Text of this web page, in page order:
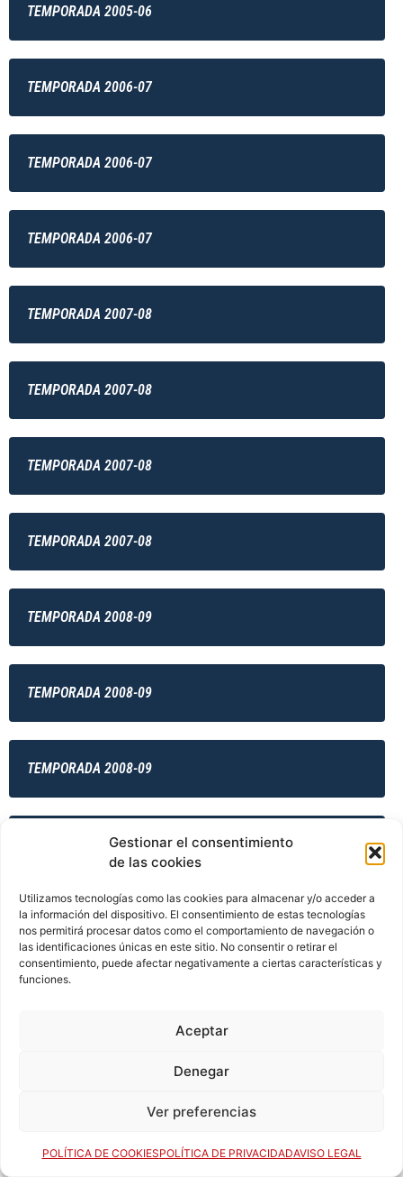
Gestionar el consentimiento
de las cookies
Utilizamos tecnologías como las cookies para almacenar y/o acceder a
la información del dispositivo. El consentimiento de estas tecnologías
nos permitirá procesar datos como el comportamiento de navegación o
las identificaciones únicas en este sitio. No consentir o retirar el
consentimiento, puede afectar negativamente a ciertas características y
funciones.
Aceptar
Denegar
Ver preferencias
POLÍTICA DE COOKIESPOLÍTICA DE PRIVACIDADAVISO LEGAL
TEMPORADA 2005-06
TEMPORADA 2006-07
TEMPORADA 2006-07
TEMPORADA 2006-07
TEMPORADA 2007-08
TEMPORADA 2007-08
TEMPORADA 2007-08
TEMPORADA 2007-08
TEMPORADA 2008-09
TEMPORADA 2008-09
TEMPORADA 2008-09
TEMPORADA 2008-09
TEMPORADA 2009-10
TEMPORADA 2009-10